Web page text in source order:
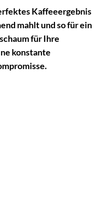
Kaffeeergebnis
mahlt und so für ein
für Ihre
konstante